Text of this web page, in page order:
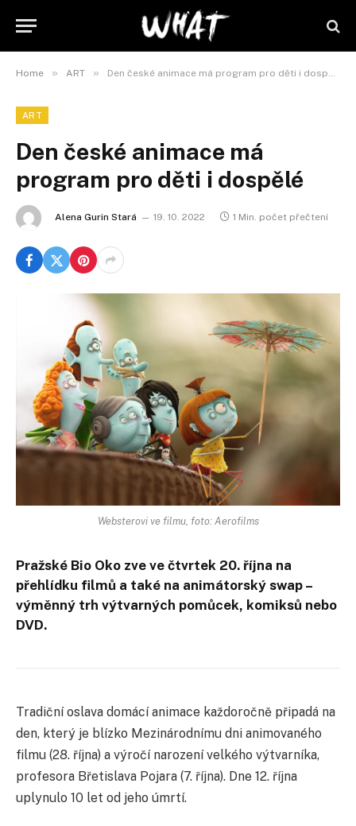
Home » ART » Den české animace má program pro děti i dospělé
ART
Den české animace má
program pro děti i dospělé
Alena Gurin Stará 19. 10. 2022 1 Min. počet přečtení
Websterovi ve filmu, foto: Aerofilms
Pražské Bio Oko zve ve čtvrtek 20. října na
přehlídku filmů a také na animátorský swap –
výměnný trh výtvarných pomůcek, komiksů nebo
DVD.
Tradiční oslava domácí animace každoročně připadá na
den, který je blízko Mezinárodnímu dni animovaného
filmu (28. října) a výročí narození velkého výtvarníka,
profesora Břetislava Pojara (7. října). Dne 12. října
uplynulo 10 let od jeho úmrtí.